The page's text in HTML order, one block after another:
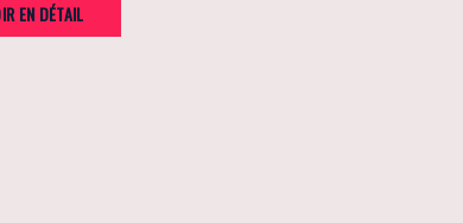
EN DÉTAIL